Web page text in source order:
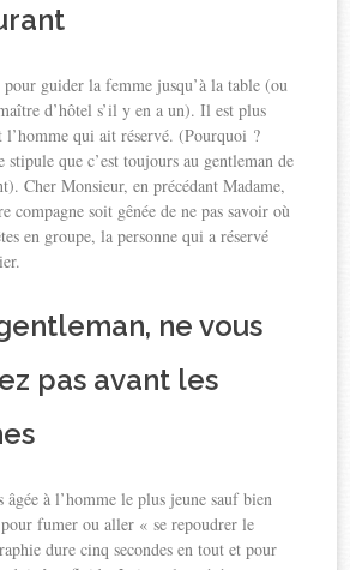
guider la femme jusqu’à la table (ou
d’hôtel s’il y en a un). Il est plus
l’homme qui ait réservé. (Pourquoi ?
stipule que c’est toujours au gentleman de
Cher Monsieur, en précédant Madame,
compagne soit gênée de ne pas savoir où
en groupe, la personne qui a réservé
ne vous
pas avant les
à l’homme le plus jeune sauf bien
pour fumer ou aller « se repoudrer le
dure cinq secondes en tout et pour